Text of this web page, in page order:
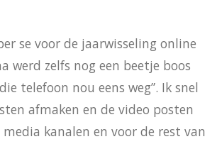
se voor de jaarwisseling online
werd zelfs nog een beetje boos
telefoon nou eens weg”. Ik snel
afmaken en de video posten
media kanalen en voor de rest van